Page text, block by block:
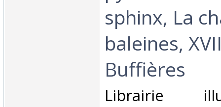
sphinx, La
baleines,
Buffières‎
‎Librairie